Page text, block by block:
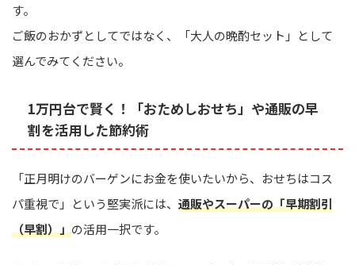
す。
ご飯のおかずとしてではなく、「大人の晩酌セット」として
選んでみてください。
1万円台で賢く！「おためしおせち」や通販の早
割を活用した節約術
「正月明けのバーゲンにお金を使いたいから、おせちはコス
パ重視で」という堅実派には、 通販やスーパーの「早期割引
（早割）」の活用一択です。